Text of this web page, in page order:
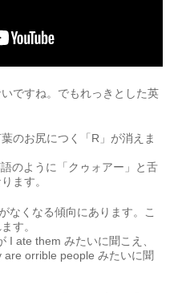
ですね。でもれっきとした英
のお尻につく「R」が消えま
のように「クゥォアー」と舌
ます。
なくなる傾向にあります。こ
す。
I ate them みたいに聞こえ、
orrible people みたいに聞